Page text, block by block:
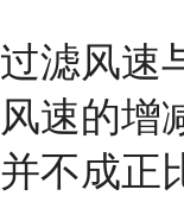
过滤风速
风速的增
并不成正